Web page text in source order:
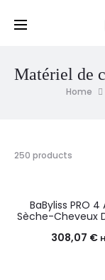
Matériel de
Home
250 products
BaByliss PRO 4
Sèche-Cheveux
308,07 €